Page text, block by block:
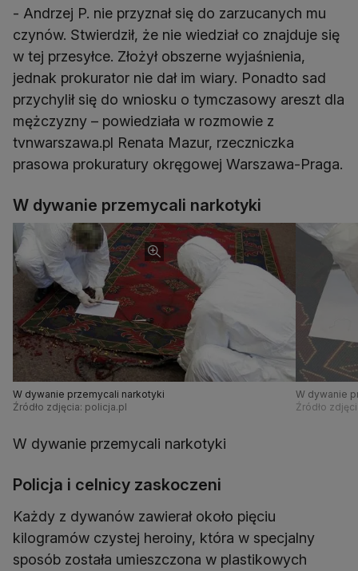
- Andrzej P. nie przyznał się do zarzucanych mu
czynów. Stwierdził, że nie wiedział co znajduje się
w tej przesyłce. Złożył obszerne wyjaśnienia,
jednak prokurator nie dał im wiary. Ponadto sad
przychylił się do wniosku o tymczasowy areszt dla
mężczyzny – powiedziała w rozmowie z
tvnwarszawa.pl Renata Mazur, rzeczniczka
prasowa prokuratury okręgowej Warszawa-Praga.
W dywanie przemycali narkotyki
W dywanie przemycali narkotyki
Źródło zdjęcia: policja.pl
W dywanie
Źródło
W dywanie przemycali narkotyki
Policja i celnicy zaskoczeni
Każdy z dywanów zawierał około pięciu
kilogramów czystej heroiny, która w specjalny
sposób została umieszczona w plastikowych